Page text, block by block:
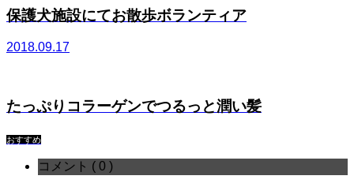
保護犬施設にてお散歩ボランティア
2018.09.17
たっぷりコラーゲンでつるっと潤い髪
おすすめ
コメント ( 0 )